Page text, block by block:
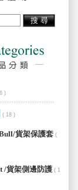
)
( 18 )
貨架保護套 (
/貨架側邊防護 ( 1